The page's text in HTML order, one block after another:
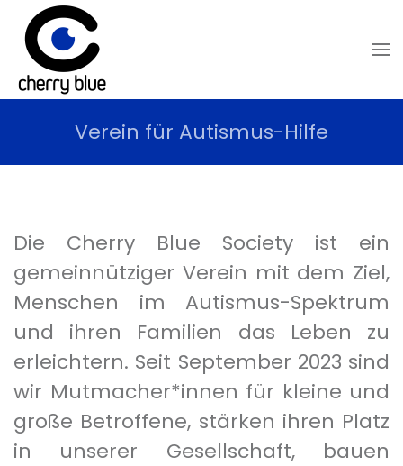
Skip to main content
Verein für Autismus-Hilfe
Die Cherry Blue Society ist ein
gemeinnütziger Verein mit dem Ziel,
Menschen im Autismus-Spektrum
und ihren Familien das Leben zu
erleichtern. Seit September 2023 sind
wir Mutmacher*innen für kleine und
große Betroffene, stärken ihren Platz
in unserer Gesellschaft, bauen